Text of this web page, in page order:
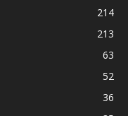
214
213
63
52
36